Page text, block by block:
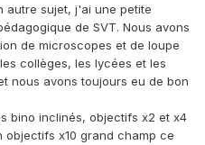
autre sujet, j'ai une petite
de SVT. Nous avons
de microscopes et de loupe
collèges, les lycées et les
nous avons toujours eu de bon
bino inclinés, objectifs x2 et x4
x10 grand champ ce